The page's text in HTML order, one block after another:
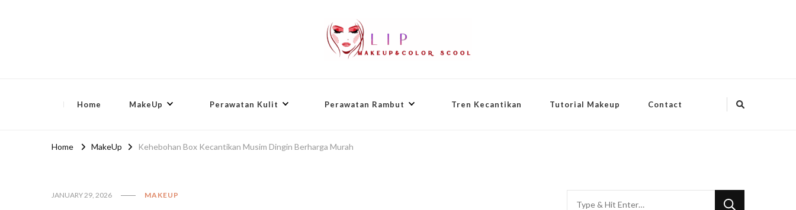
Home MakeUp Perawatan Kulit Perawatan Rambut Tren Kecantikan Tutorial Makeup Contact
Home MakeUp Kehebohan Box Kecantikan Musim Dingin Berharga Murah
JANUARY 29, 2026 MAKEUP